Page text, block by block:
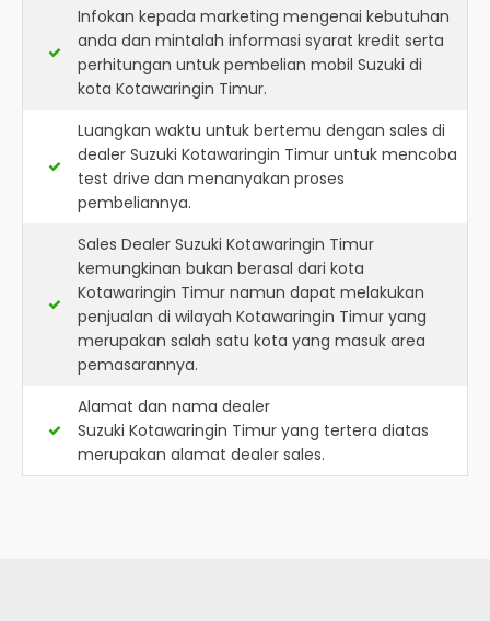
Infokan kepada marketing mengenai kebutuhan
anda dan mintalah informasi syarat kredit serta
perhitungan untuk pembelian mobil Suzuki di
kota Kotawaringin Timur.
Luangkan waktu untuk bertemu dengan sales di
dealer Suzuki Kotawaringin Timur untuk mencoba
test drive dan menanyakan proses
pembeliannya.
Sales Dealer Suzuki Kotawaringin Timur
kemungkinan bukan berasal dari kota
Kotawaringin Timur namun dapat melakukan
penjualan di wilayah Kotawaringin Timur yang
merupakan salah satu kota yang masuk area
pemasarannya.
Alamat dan nama dealer
Suzuki Kotawaringin Timur yang tertera diatas
merupakan alamat dealer sales.